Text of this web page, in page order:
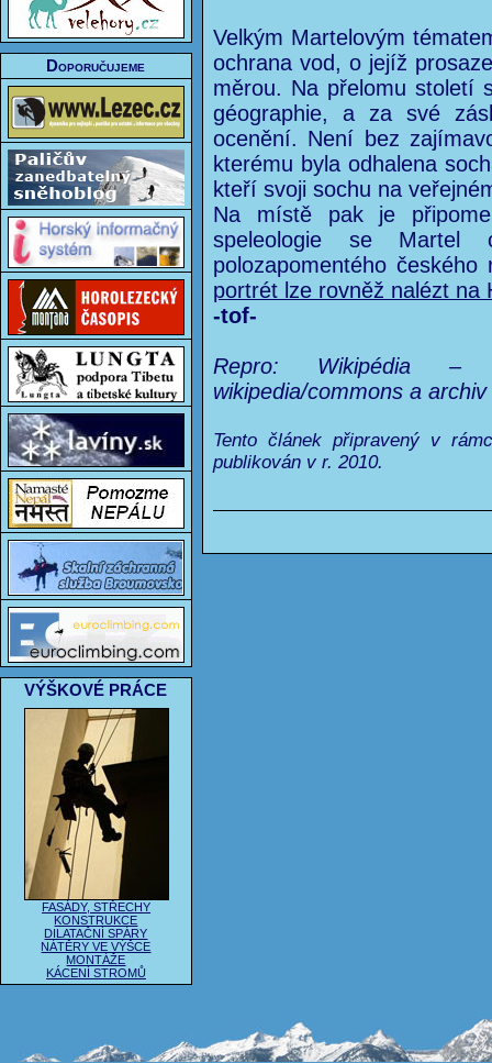
Doporučujeme
VÝŠKOVÉ PRÁCE
FASÁDY, STŘECHY
KONSTRUKCE
DILATAČNÍ SPÁRY
NÁTĚRY VE VÝŠCE
MONTÁŽE
KÁCENÍ STROMŮ
Velkým Martelovým
ochrana vod, o jejíž
měrou. Na přelomu století
géographie, a za své
ocenění. Není bez
kterému byla odhalena
kteří svoji sochu na
Na místě pak je
speleologie se Martel
polozapomentého
portrét lze rovněž nalézt na
-tof-
Repro: Wikipédia –
wikipedia/commons a
Tento článek připravený v
publikován v r. 2010.